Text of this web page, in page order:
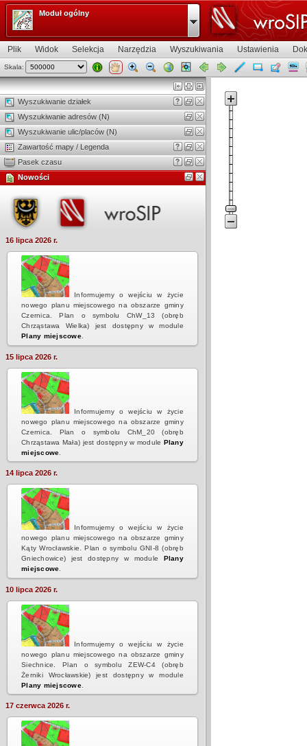
Plik Widok Selekcja Narzędzia Wyszukiwania Ustawienia
Skala:
Wyszukiwanie działek
Wyszukiwanie adresów (N)
Wyszukiwanie ulic/placów (N)
Zawartość mapy / Legenda
Pasek czasu
Nowości
Widok mapy
Moduł ogólny